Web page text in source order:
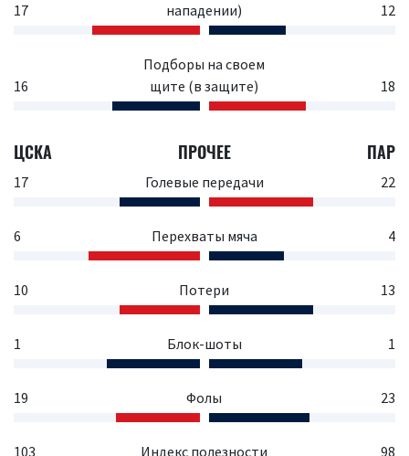
17
нападении)
12
16
Подборы на своем
щите (в защите)
18
ЦСКА ПРОЧЕЕ ПАР
17 Голевые передачи 22
6 Перехваты мяча 4
10 Потери 13
1 Блок-шоты 1
19 Фолы 23
103 Индекс полезности 98